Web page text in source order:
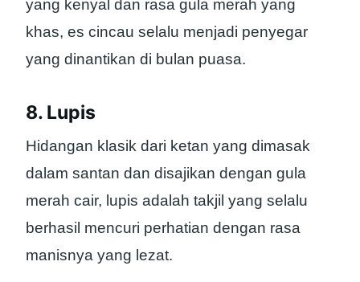
yang kenyal dan rasa gula merah yang
khas, es cincau selalu menjadi penyegar
yang dinantikan di bulan puasa.
8. Lupis
Hidangan klasik dari ketan yang dimasak
dalam santan dan disajikan dengan gula
merah cair, lupis adalah takjil yang selalu
berhasil mencuri perhatian dengan rasa
manisnya yang lezat.